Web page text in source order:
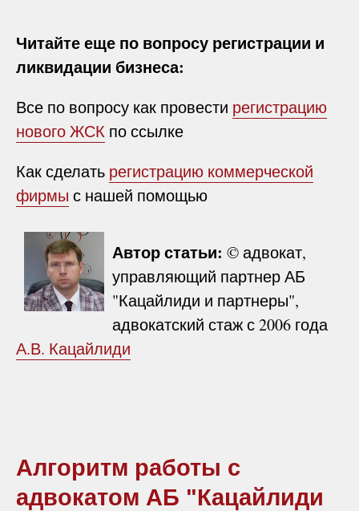
Читайте еще по вопросу регистрации и
ликвидации бизнеса:
Все по вопросу как провести регистрацию
нового ЖСК по ссылке
Как сделать регистрацию коммерческой
фирмы с нашей помощью
Автор статьи: © адвокат,
управляющий партнер АБ
"Кацайлиди и партнеры",
адвокатский стаж с 2006 года
А.В. Кацайлиди
Алгоритм работы с
адвокатом АБ "Кацайлиди